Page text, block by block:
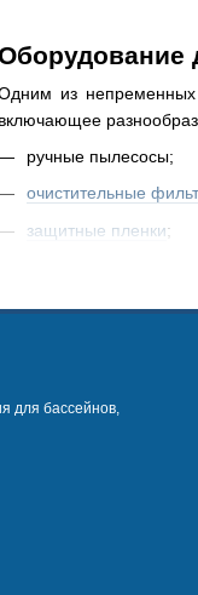
из непременных
включающее
ручные пылесосы;
очистительные
защитные пленки;
для бассейнов,